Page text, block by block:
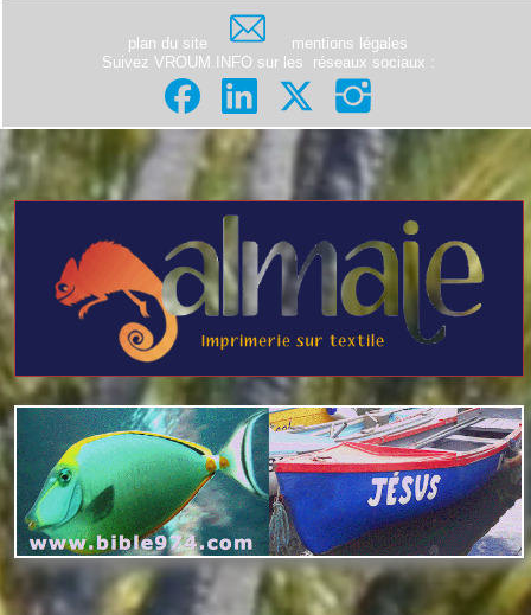
plan du site
mentions légales
Suivez VROUM.INFO sur les
réseaux sociaux :